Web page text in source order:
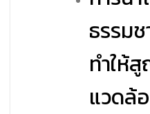
ธรรม
ทำให้
แวดล้